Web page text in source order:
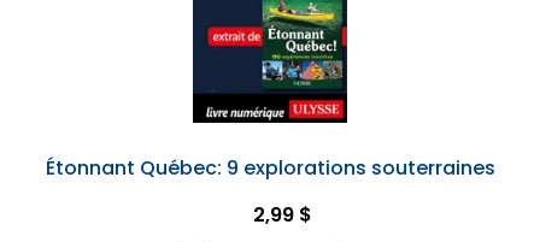
Étonnant Québec: 9 explorations souterraines
2,99 $